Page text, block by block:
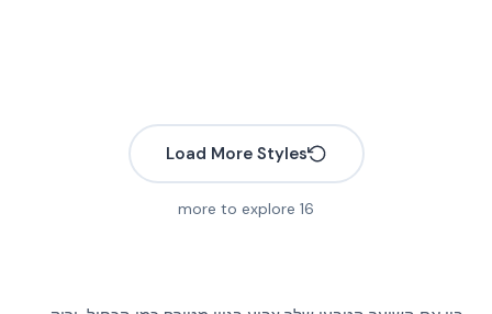
Load More Styles
16